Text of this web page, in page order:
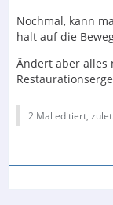
Nochmal, kann
halt auf die
Ändert aber alles
2 Mal editiert,